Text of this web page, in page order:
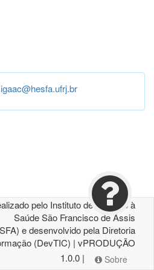
pelo Instituto de Atenção à
Saúde São Francisco de Assis
e desenvolvido pela Diretoria
(DevTIC) | vPRODUÇÃO
1.0.0 |
Sobre